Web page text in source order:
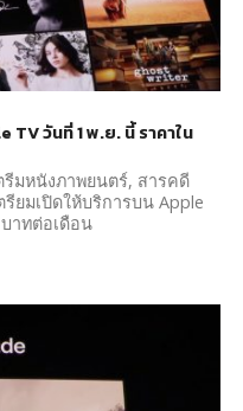
TV วันที่ 1 พ.ย. นี้ ราคาใน
รีมหนังภาพยนตร์, สารคดี
รียมเปิดให้บริการบน Apple
าทต่อเดือน